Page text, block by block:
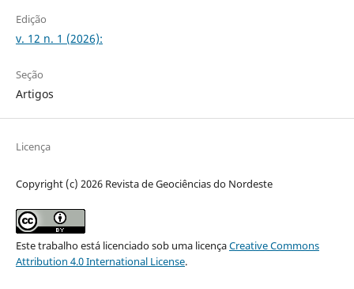
Edição
v. 12 n. 1 (2026):
Seção
Artigos
Licença
Copyright (c) 2026 Revista de Geociências do Nordeste
Este trabalho está licenciado sob uma licençaCreative Commons
Attribution 4.0 International License.